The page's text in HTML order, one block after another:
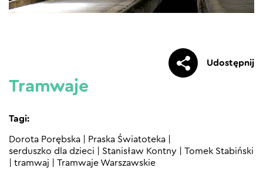
Udostępnij
Tramwaje
Tagi:
Dorota Porębska Praska Światoteka
serduszko dla dzieci
Stanisław Kontny
Tomek Stabiński
tramwaj Tramwaje Warszawskie